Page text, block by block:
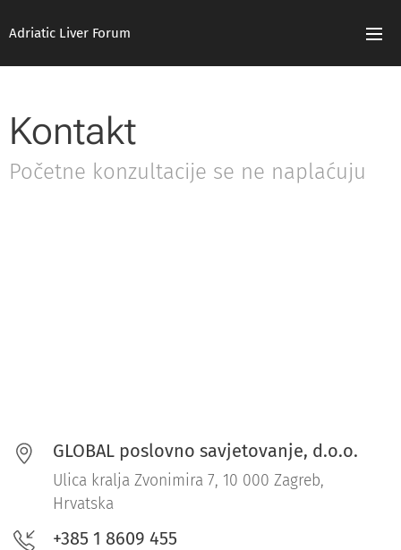
Adriatic Liver Forum
Kontakt
Početne konzultacije se ne naplaćuju
GLOBAL poslovno savjetovanje, d.o.o.
Ulica kralja Zvonimira 7, 10 000 Zagreb,
Hrvatska
+385 1 8609 455